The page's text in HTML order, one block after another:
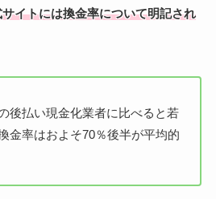
イトには換金率について明記され
後払い現金化業者に比べると若
金率はおよそ70％後半が平均的